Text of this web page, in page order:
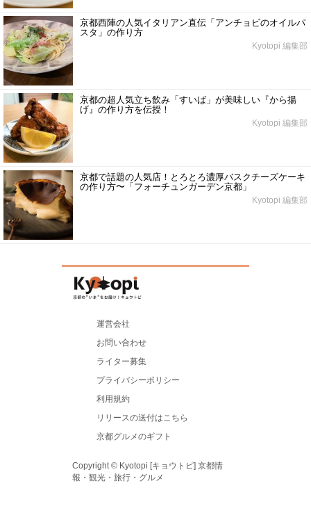
京都西陣の人気イタリアン直伝「アンチョビのオイルパ
スタ」の作り方
Kyotopi 編集部
京都の超人気立ち飲み「すいば」が美味しい『から揚
げ』の作り方を伝授！
Kyotopi 編集部
京都で話題の人気店！とろとろ濃厚バスクチーズケーキ
の作り方〜「フォーチュンガーデン京都」
Kyotopi 編集部
運営会社
お問い合わせ
ライター募集
プライバシーポリシー
利用規約
リリースの送付はこちら
京都グルメのギフト
Copyright © Kyotopi [キョウトピ] 京都情
報・観光・旅行・グルメ